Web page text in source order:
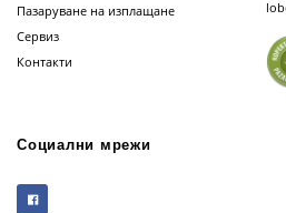
Пазаруване на изплащане
Сервиз
Контакти
Социални мрежи